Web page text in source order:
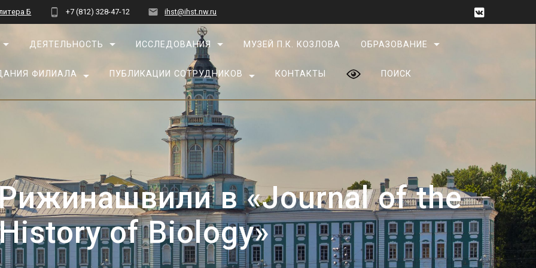
Б +7 (812) 328-47-12 ihst@ihst.nw.ru
ДЕЯТЕЛЬНОСТЬ ИССЛЕДОВАНИЯ МУЗЕЙ П.К. КОЗЛОВА ОБРАЗОВАНИЕ
ФИЛИАЛА ПУБЛИКАЦИИ СОТРУДНИКОВ КОНТАКТЫ ПОИСК
в «Journal of the
of Biology»